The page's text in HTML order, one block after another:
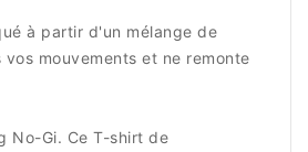
à partir d'un mélange de
mouvements et ne remonte
No-Gi. Ce T-shirt de